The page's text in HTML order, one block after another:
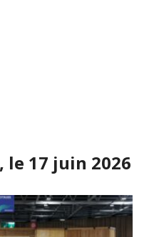
le 17 juin 2026